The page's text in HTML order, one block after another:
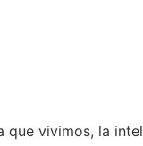
que vivimos, la